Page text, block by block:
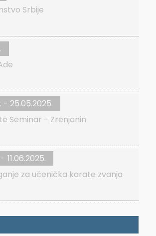
Srbije
- 25.05.2025.
Seminar - Zrenjanin
11.06.2025.
za učenička karate zvanja